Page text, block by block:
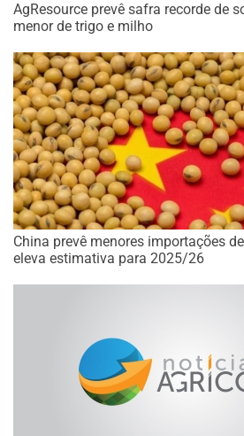
AgResource prevê safra recorde de
menor de trigo e milho
China prevê menores importações
eleva estimativa para 2025/26